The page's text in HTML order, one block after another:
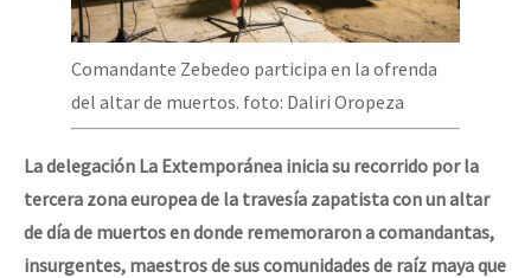
Comandante Zebedeo participa en la ofrenda
del altar de muertos. foto: Daliri Oropeza
La delegación La Extemporánea inicia su recorrido por la
tercera zona europea de la travesía zapatista con un altar
de día de muertos en donde rememoraron a comandantas,
insurgentes, maestros de sus comunidades de raíz maya que